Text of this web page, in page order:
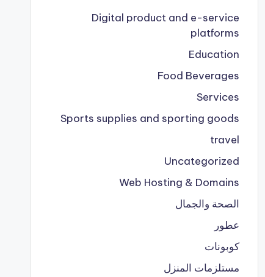
Digital product and e-service
platforms
Education
Food Beverages
Services
Sports supplies and sporting goods
travel
Uncategorized
Web Hosting & Domains
الصحة والجمال
عطور
كوبونات
مستلزمات المنزل